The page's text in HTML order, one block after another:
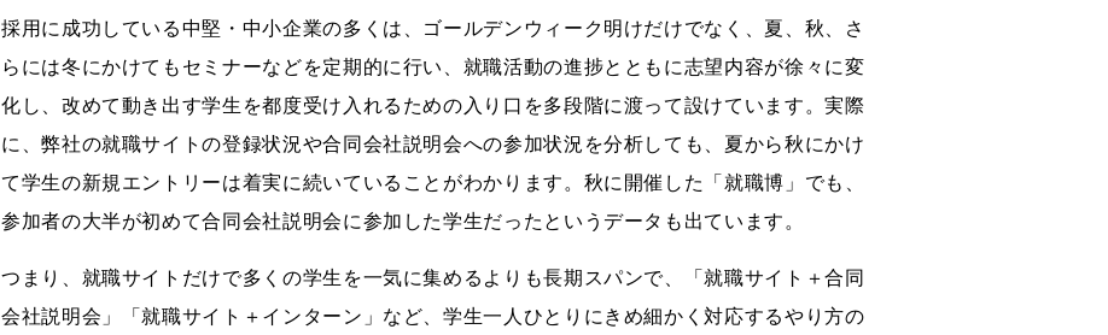
採用に成功している中堅・中小企業の多くは、ゴールデンウィーク明けだけでなく、夏、秋、さ
らには冬にかけてもセミナーなどを定期的に行い、就職活動の進捗とともに志望内容が徐々に変
化し、改めて動き出す学生を都度受け入れるための入り口を多段階に渡って設けています。実際
に、弊社の就職サイトの登録状況や合同会社説明会への参加状況を分析しても、夏から秋にかけ
て学生の新規エントリーは着実に続いていることがわかります。秋に開催した「就職博」でも、
参加者の大半が初めて合同会社説明会に参加した学生だったというデータも出ています。
つまり、就職サイトだけで多くの学生を一気に集めるよりも長期スパンで、「就職サイト＋合同
会社説明会」「就職サイト＋インターン」など、学生一人ひとりにきめ細かく対応するやり方の